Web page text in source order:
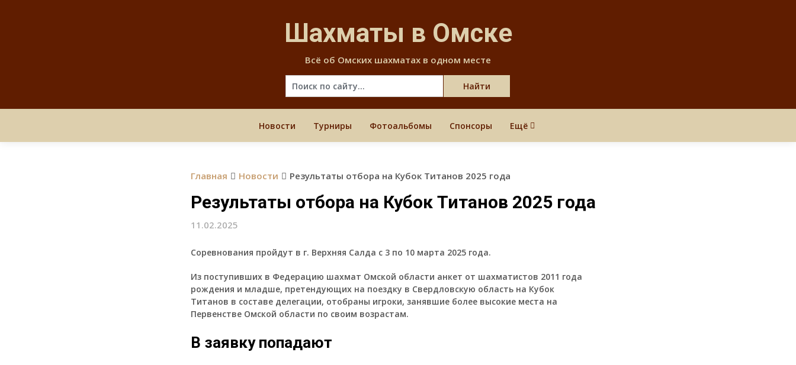
content
Шахматы в Омске
Всё об Омских шахматах в одном месте
Новости Турниры Фотоальбомы Спонсоры Ещё
Главная Новости Результаты отбора на Кубок Титанов 2025 года
Результаты отбора на Кубок Титанов 2025 года
11.02.2025
Соревнования пройдут в г. Верхняя Салда с 3 по 10 марта 2025 года.
Из поступивших в Федерацию шахмат Омской области анкет от шахматистов 2011 года
рождения и младше, претендующих на поездку в Свердловскую область на Кубок
Титанов в составе делегации, отобраны игроки, занявшие более высокие места на
Первенстве Омской области по своим возрастам.
В заявку попадают